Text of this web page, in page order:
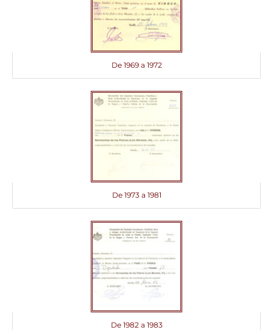
De 1969 a 1972
De 1973 a 1981
De 1982 a 1983